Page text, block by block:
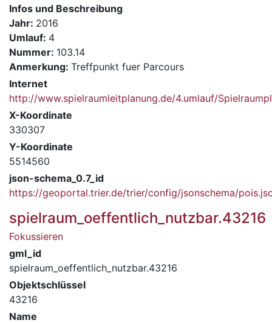
Infos und Beschreibung
Jahr: 2016
Umlauf: 4
Nummer: 103.14
Anmerkung: Treffpunkt fuer Parcours
Internet
http://www.spielraumleitplanung.de/4.umlauf/
X-Koordinate
330307
Y-Koordinate
5514560
json-schema_0.7_id
https://geoportal.trier.de/trier/config/jsonschema/
spielraum_oeffentlich_nutzbar.43216
Fokussieren
gml_id
spielraum_oeffentlich_nutzbar.43216
Objektschlüssel
43216
Name